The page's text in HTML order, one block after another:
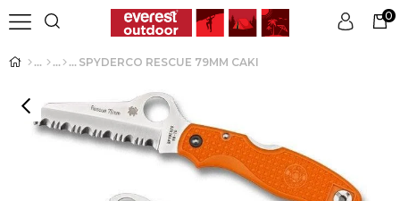
Üye Girişi Üye Ol
0
SPYDERCO RESCUE 79MM CAKI